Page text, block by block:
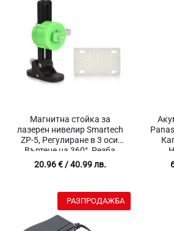
Магнитна стойка за
лазерен нивелир Smartech
ZP-5, Регулиране в 3 оси,
Въртене на 360°, Резба
1/4″, Bosch, Dewalt, Deko,
Hilda, Firecore, Huepar
20.96€/ 40.99 лв.
РАЗПРОДАЖБА